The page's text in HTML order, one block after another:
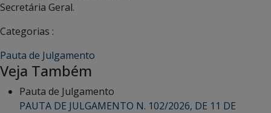
Secretária Geral.
Categorias :
Pauta de Julgamento
Veja Também
Pauta de Julgamento
PAUTA DE JULGAMENTO N. 102/2026, DE 11 DE